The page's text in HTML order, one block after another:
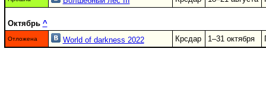
Октябрь ^
Отложена World of darkness 2022 Крсдар 1–31 октября